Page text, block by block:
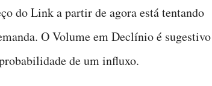
do Link a partir de agora está tentando
O Volume em Declínio é sugestivo
de um influxo.